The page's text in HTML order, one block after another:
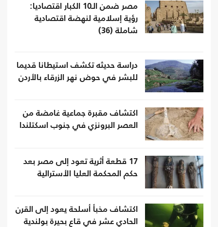
مصر ضمن الـ10 الكبار اقتصاديا:
رؤية إسلامية لنهضة اقتصادية
شاملة (36)
دراسة حديثه تكشف استيطانا قديما
للبشر في حوض نهر الزرقاء بالأردن
اكتشاف مقبرة جماعية غامضة من
العصر البرونزي في جنوب اسكتلندا
17 قطعة أثرية تعود إلى مصر بعد
حكم المحكمة العليا الأسترالية
اكتشاف مخبأ أسلحة يعود إلى القرن
الحادي عشر في قاع بحيرة بولندية